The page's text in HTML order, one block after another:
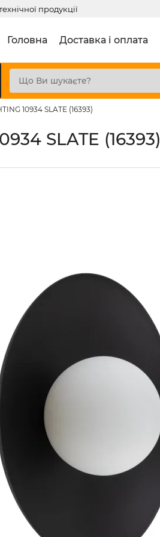
продукції
Головна Доставка і оплата
10934 SLATE (16393)
SLATE (16393)